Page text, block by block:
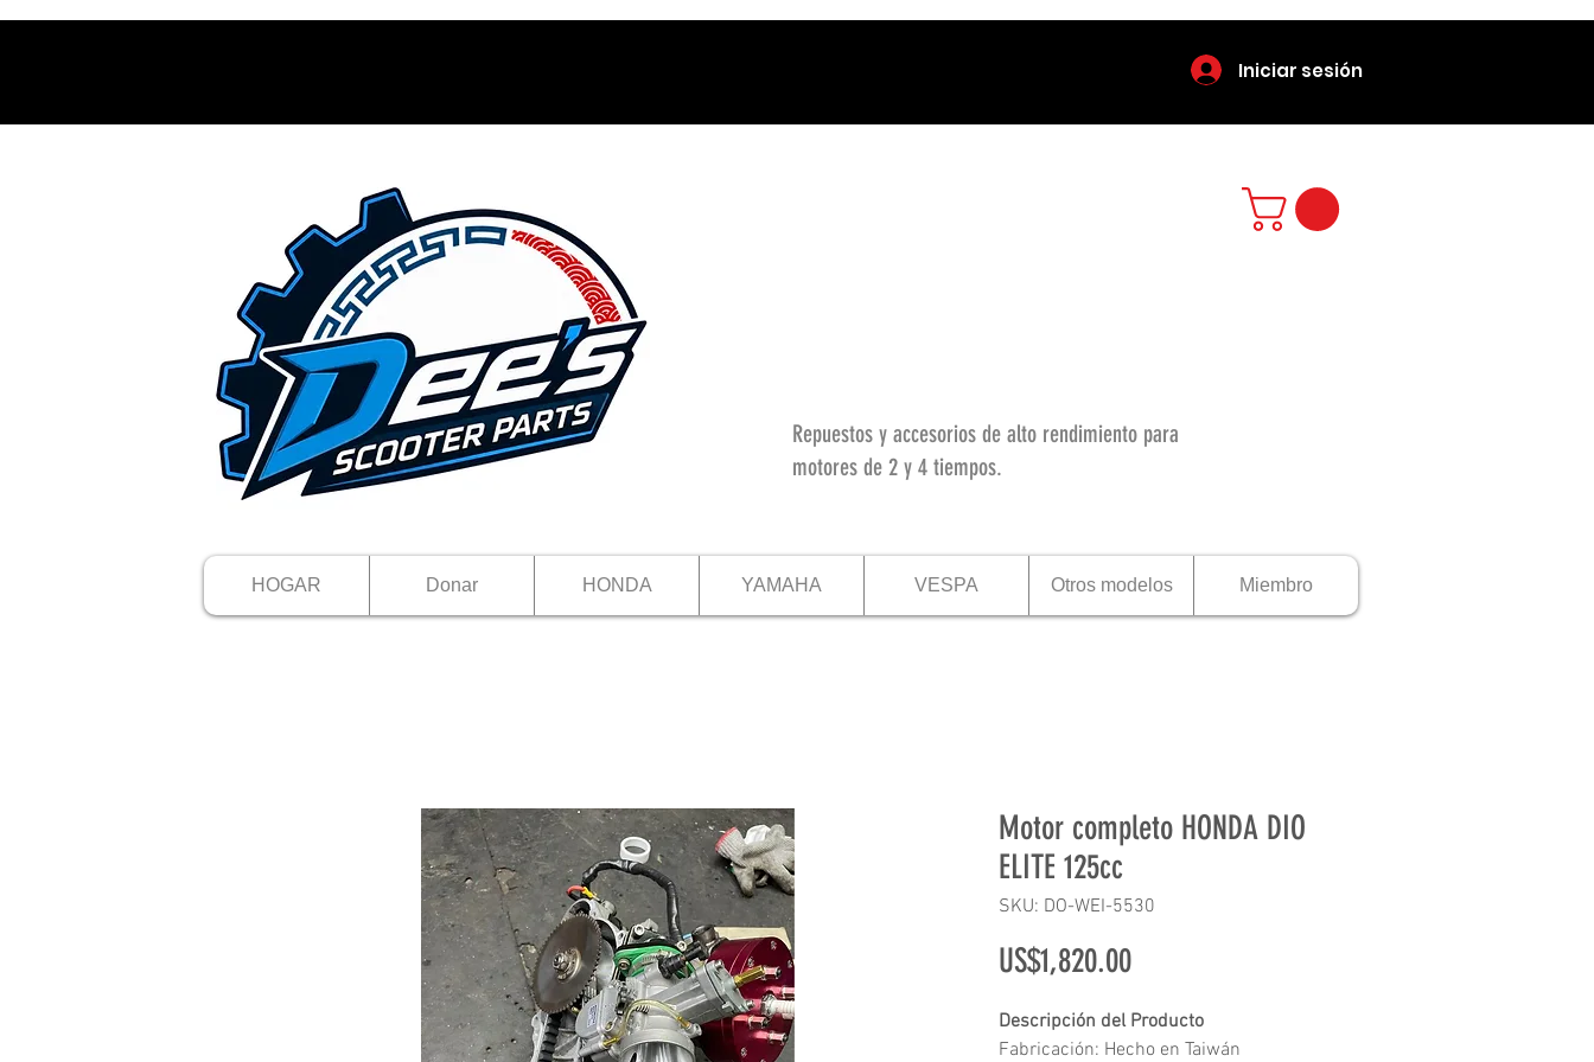
Iniciar sesión
Repuestos y accesorios de alto rendimiento para
motores de 2 y 4 tiempos.
HOGAR Donar HONDA YAMAHA VESPA Otros modelos Miembro
Motor completo HONDA DIO
ELITE 125cc
SKU: DO-WEI-5530
US$1,820.00Precio
Descripción del Producto
Fabricación: Hecho en Taiwán